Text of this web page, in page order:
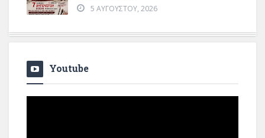
5 ΑΥΓΟΎΣΤΟΥ, 2026
Youtube